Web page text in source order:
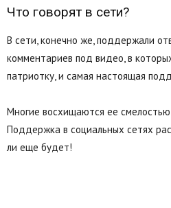
Что говорят в сети?
В сети, конечно же, поддержали
комментариев под видео, в
патриотку, и самая настоящая
Многие восхищаются ее
Поддержка в социальных сетях
ли еще будет!